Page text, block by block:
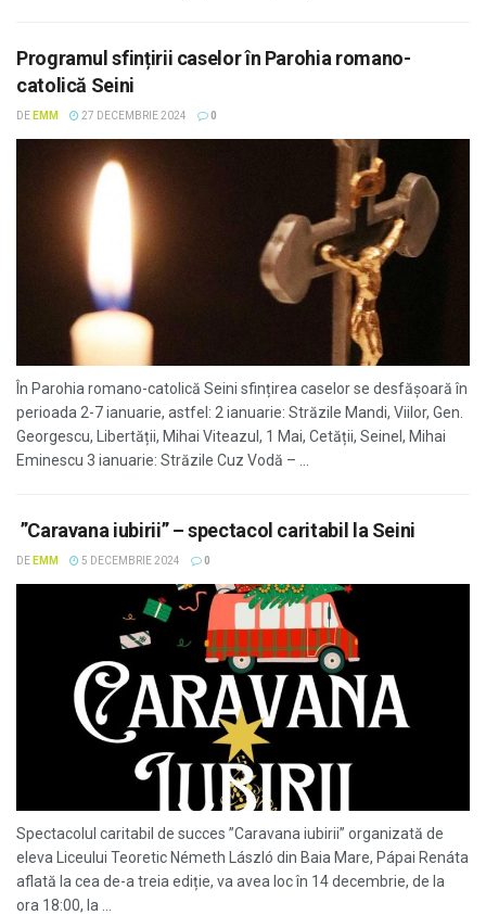
Programul sfințirii caselor în Parohia romano-
catolică Seini
DE EMM 27 DECEMBRIE 2024 0
În Parohia romano-catolică Seini sfințirea caselor se desfășoară în
perioada 2-7 ianuarie, astfel: 2 ianuarie: Străzile Mandi, Viilor, Gen.
Georgescu, Libertății, Mihai Viteazul, 1 Mai, Cetății, Seinel, Mihai
Eminescu 3 ianuarie: Străzile Cuz Vodă – ...
”Caravana iubirii” – spectacol caritabil la Seini
DE EMM 5 DECEMBRIE 2024 0
Spectacolul caritabil de succes ”Caravana iubirii” organizată de
eleva Liceului Teoretic Németh László din Baia Mare, Pápai Renáta
aflată la cea de-a treia ediție, va avea loc în 14 decembrie, de la
ora 18:00, la ...